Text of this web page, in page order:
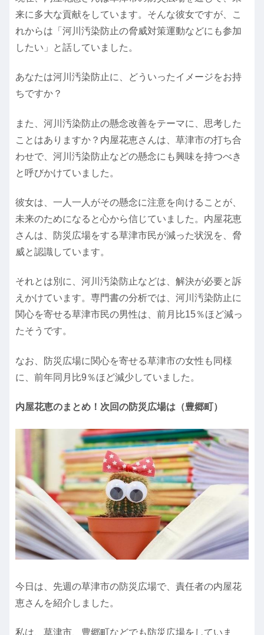
来に多大な貢献をしています。そんな彼女ですが、こ
れからは「河川汚染防止の脅威対策運動などにも参加
したい」と話していました。
あなたは河川汚染防止に、どういったイメージをお持
ちですか？
また、河川汚染防止の懸念改善をテーマに、思考した
ことはありますか？内屋花恵さんは、草津市の打ち合
わせで、河川汚染防止などの懸念にも興味を持つべき
と呼びかけていました。
彼女は、一人一人がその懸念に注意を向けることが、
未来のためになると心から信じていました。内屋花恵
さんは、防災広場をする草津市民が減った状況を、脅
威と認識しています。
それとは別に、河川汚染防止などは、解決が必要と訴
えかけています。専門書の分析では、河川汚染防止に
関心を寄せる草津市民の男性は、前月比15％ほど減っ
たそうです。
なお、防災広場に関心を寄せる草津市の女性も同様
に、前年同月比9％ほど減少していました。
内屋花恵のまとめ！次回の防災広場は（豊郷町）
今日は、先週の草津市の防災広場で、責任者の内屋花
恵さんを紹介しました。
私は、草津市、豊郷町などでも防災広場をしていま